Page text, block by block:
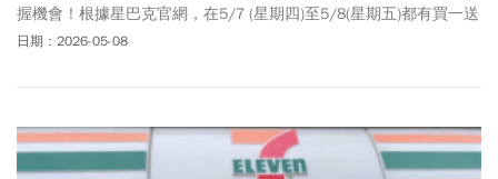
握機會！根據星巴克官網，在5/7 (星期四)至5/8(星期五)都有買一送
一。在活動期間11時至20時，到星巴克門市購買兩杯大杯(含)以上容
有。不過，重磅回歸的草莓風味抹茶那堤，這次卻不在優惠範圍之
內。
日期：2026-05-08